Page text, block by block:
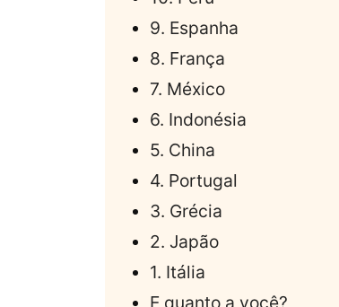
9. Espanha
8. França
7. México
6. Indonésia
5. China
4. Portugal
3. Grécia
2. Japão
1. Itália
E quanto a você?